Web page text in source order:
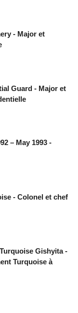
- Major et
Guard - Major et
– May 1993 -
- Colonel et chef
Gishyita -
Turquoise à